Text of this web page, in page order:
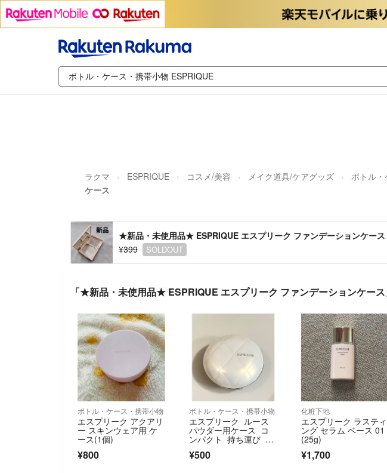
ラクマ ESPRIQUE コスメ/美容 メイク道具/ケアグッズ ボトル
ケース
★新品・未使用品★ ESPRIQUE エスプリーク ファンデーションケース
¥399
SOLDOUT
「★新品・未使用品★ ESPRIQUE エスプリーク ファンデーションケー
ボトル・ケース・携帯小物
エスプリーク アクアリ
ー スキンウェア用 ケ
ース(1個)
¥800
ボトル・ケース・携帯小物
エスプリーク ルース
パウダー用ケース コ
ンパクト 持ち運び 旅
行 詰め替え
¥500
化粧下地
エスプリーク ラスティ
ング セラム ベース 01
(25g)
¥1,700